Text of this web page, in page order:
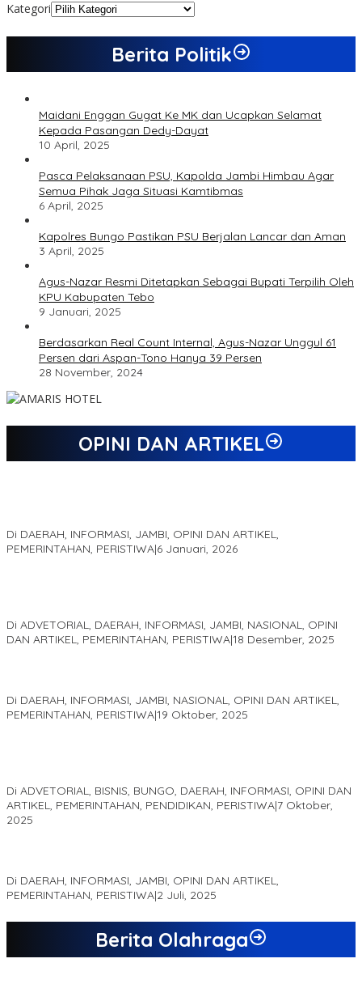
Kategori
Berita Politik
Maidani Enggan Gugat Ke MK dan Ucapkan Selamat
Kepada Pasangan Dedy-Dayat
10 April, 2025
Pasca Pelaksanaan PSU, Kapolda Jambi Himbau Agar
Semua Pihak Jaga Situasi Kamtibmas
6 April, 2025
Kapolres Bungo Pastikan PSU Berjalan Lancar dan Aman
3 April, 2025
Agus-Nazar Resmi Ditetapkan Sebagai Bupati Terpilih Oleh
KPU Kabupaten Tebo
9 Januari, 2025
Berdasarkan Real Count Internal, Agus-Nazar Unggul 61
Persen dari Aspan-Tono Hanya 39 Persen
28 November, 2024
OPINI DAN ARTIKEL
Di DAERAH, INFORMASI, JAMBI, OPINI DAN ARTIKEL,
PEMERINTAHAN, PERISTIWA|6 Januari, 2026
Di ADVETORIAL, DAERAH, INFORMASI, JAMBI, NASIONAL, OPINI
DAN ARTIKEL, PEMERINTAHAN, PERISTIWA|18 Desember, 2025
Di DAERAH, INFORMASI, JAMBI, NASIONAL, OPINI DAN ARTIKEL,
PEMERINTAHAN, PERISTIWA|19 Oktober, 2025
Di ADVETORIAL, BISNIS, BUNGO, DAERAH, INFORMASI, OPINI DAN
ARTIKEL, PEMERINTAHAN, PENDIDIKAN, PERISTIWA|7 Oktober,
2025
Di DAERAH, INFORMASI, JAMBI, OPINI DAN ARTIKEL,
PEMERINTAHAN, PERISTIWA|2 Juli, 2025
Berita Olahraga